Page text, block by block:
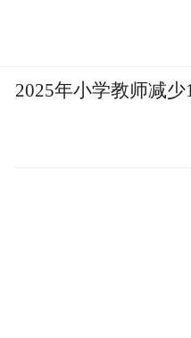
2025年小学教师减少